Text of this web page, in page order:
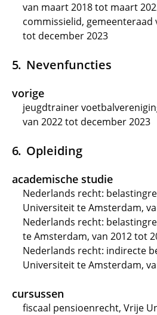
van maart 2018 tot maart
commissielid, gemeenteraad
tot december 2023
Nevenfuncties
vorige
jeugdtrainer
van 2022 tot december 2023
Opleiding
academische studie
Nederlands recht:
Universiteit te Amsterdam,
Nederlands recht:
te Amsterdam, van 2012 tot
Nederlands recht: indirecte
Universiteit te Amsterdam,
cursussen
fiscaal pensioenrecht, Vrije